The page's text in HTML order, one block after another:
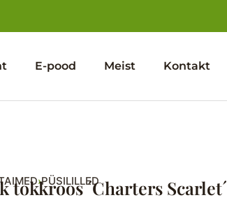
E-pood Meist Kontakt
›PÜSILILLED
tokkroos ´Charters Scarlet´